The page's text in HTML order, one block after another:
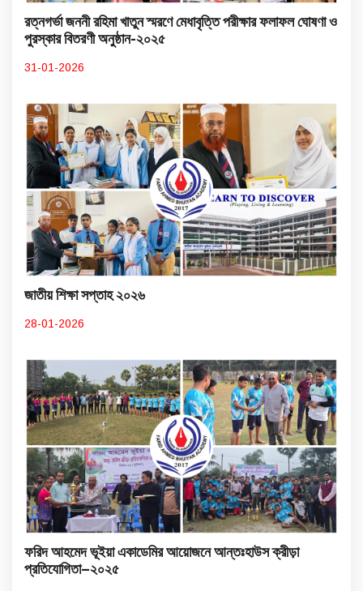
রত্নগর্ভা জননী রহিমা খাতুন স্মরণে মেধাবৃত্তি পরীক্ষার ফলাফল ঘোষণা ও
পুরস্কার বিতরণী অনুষ্ঠান-২০২৫
31-01-2026
জাতীয় শিক্ষা সপ্তাহ ২০২৬
28-01-2026
ফরিদ আহমেদ ভূইয়া একাডেমির আয়োজনে আন্তঃহাউস ক্রীড়া
প্রতিযোগিতা–২০২৫